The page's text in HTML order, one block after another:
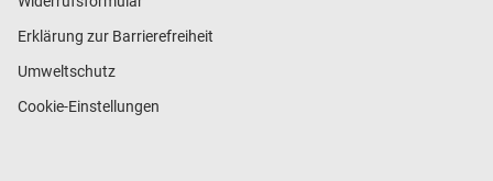
Erklärung zur Barrierefreiheit
Umweltschutz
Cookie-Einstellungen